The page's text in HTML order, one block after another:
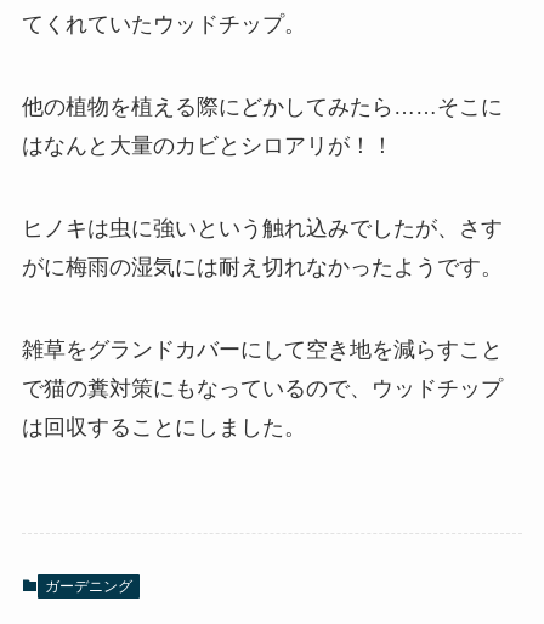
てくれていたウッドチップ。
他の植物を植える際にどかしてみたら……そこに
はなんと大量のカビとシロアリが！！
ヒノキは虫に強いという触れ込みでしたが、さす
がに梅雨の湿気には耐え切れなかったようです。
雑草をグランドカバーにして空き地を減らすこと
で猫の糞対策にもなっているので、ウッドチップ
は回収することにしました。
ガーデニング